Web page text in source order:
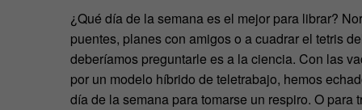
¿Qué día de la semana es el mejor para librar?
puentes, planes con amigos o a cuadrar el tetris
deberíamos preguntarle es a la ciencia. Con las
por un modelo híbrido de teletrabajo, hemos
día de la semana para tomarse un respiro. O para